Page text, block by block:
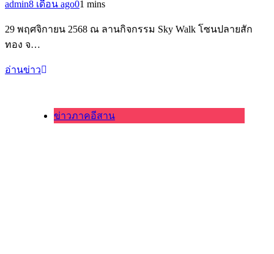
admin8 เดือน ago01 mins
29 พฤศจิกายน 2568 ณ ลานกิจกรรม Sky Walk โซนปลายสัก
ทอง จ…
อ่านข่าว
ข่าวภาคอีสาน